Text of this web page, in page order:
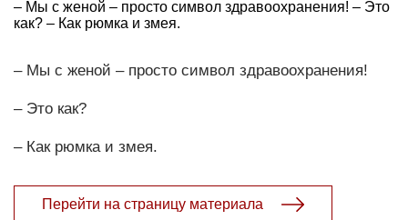
– Мы с женой – просто символ здравоохранения! – Это
как? – Как рюмка и змея.
– Мы с женой – просто символ здравоохранения!
– Это как?
– Как рюмка и змея.
Перейти на страницу материала